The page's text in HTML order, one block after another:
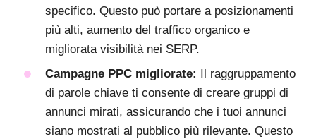
specifico. Questo può portare a posizionamenti
più alti, aumento del traffico organico e
migliorata visibilità nei SERP.
Campagne PPC migliorate:
Il raggruppamento
di parole chiave ti consente di creare gruppi di
annunci mirati, assicurando che i tuoi annunci
siano mostrati al pubblico più rilevante. Questo